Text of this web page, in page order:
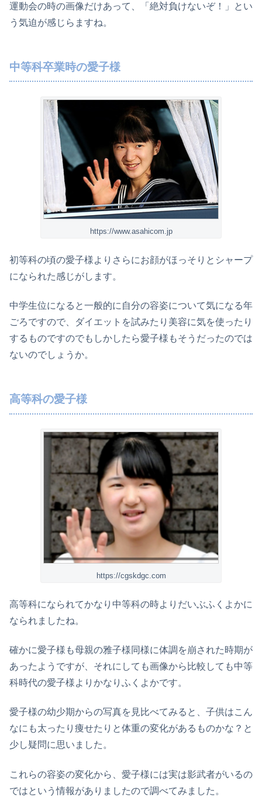
運動会の時の画像だけあって、「絶対負けないぞ！」とい
う気迫が感じらますね。
中等科卒業時の愛子様
https://www.asahicom.jp
初等科の頃の愛子様よりさらにお顔がほっそりとシャープ
になられた感じがします。
中学生位になると一般的に自分の容姿について気になる年
ごろですので、ダイエットを試みたり美容に気を使ったり
するものですのでもしかしたら愛子様もそうだったのでは
ないのでしょうか。
高等科の愛子様
https://cgskdgc.com
高等科になられてかなり中等科の時よりだいぶふくよかに
なられましたね。
確かに愛子様も母親の雅子様同様に体調を崩された時期が
あったようですが、それにしても画像から比較しても中等
科時代の愛子様よりかなりふくよかです。
愛子様の幼少期からの写真を見比べてみると、子供はこん
なにも太ったり痩せたりと体重の変化があるものかな？と
少し疑問に思いました。
これらの容姿の変化から、愛子様には実は影武者がいるの
ではという情報がありましたので調べてみました。